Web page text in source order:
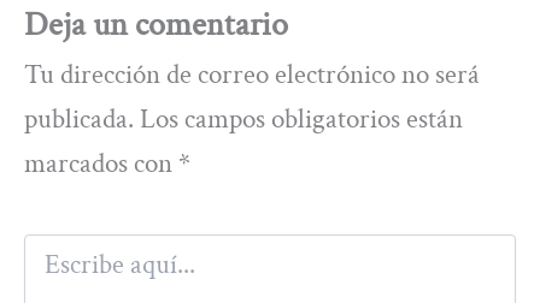
Deja un comentario
Tu dirección de correo electrónico no será
publicada. Los campos obligatorios están
marcados con *
Escribe
aquí...